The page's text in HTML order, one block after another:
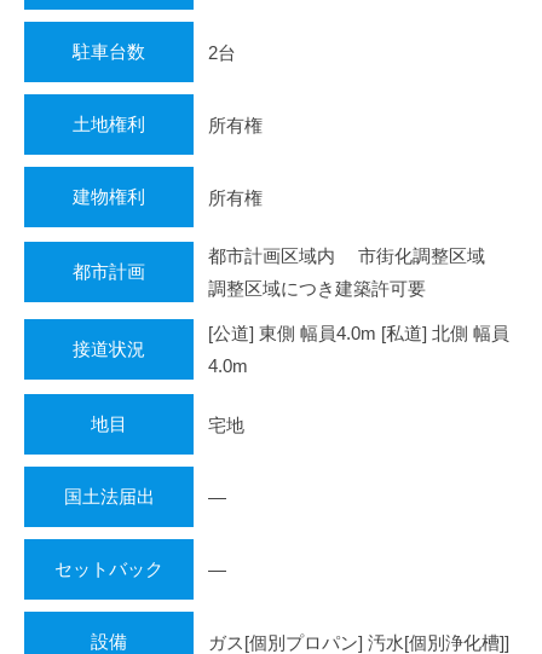
駐車台数 2台
土地権利 所有権
建物権利 所有権
都市計画
都市計画区域内 市街化調整区域
調整区域につき建築許可要
接道状況
[公道] 東側 幅員4.0m [私道] 北側 幅員
4.0m
地目 宅地
国土法届出 ―
セットバック ―
設備 ガス[個別プロパン] 汚水[個別浄化槽]]